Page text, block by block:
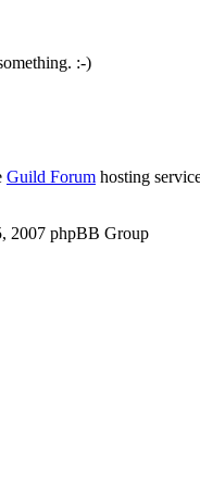
:-)
Guild Forum hosting
2007 phpBB Group